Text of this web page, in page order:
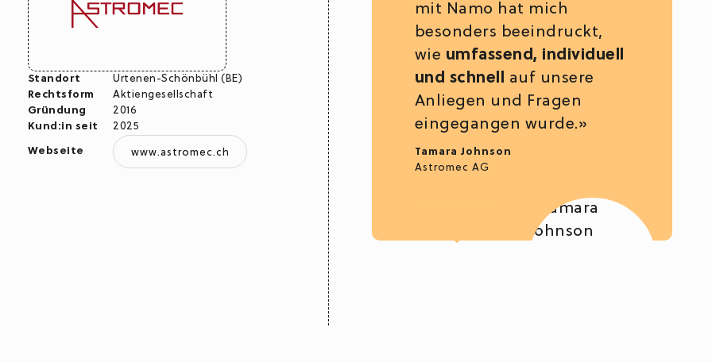
Standort
Urtenen-Schönbühl (BE)
Rechtsform
Aktiengesellschaft
Gründung
2016
Kund:in seit
2025
Webseite www.astromec.ch
mit Namo hat mich
besonders beeindruckt,
wie umfassend, individuell
und schnell auf unsere
Anliegen und Fragen
eingegangen wurde.»
Tamara Johnson
Astromec AG